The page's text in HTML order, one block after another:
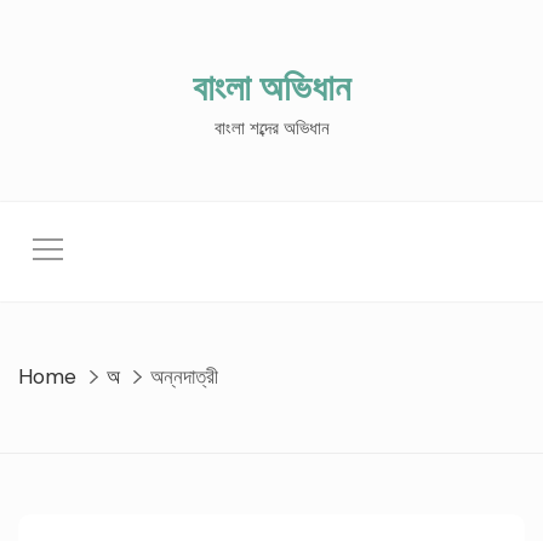
বাংলা অভিধান
বাংলা শব্দের অভিধান
Home অ অন্নদাত্রী